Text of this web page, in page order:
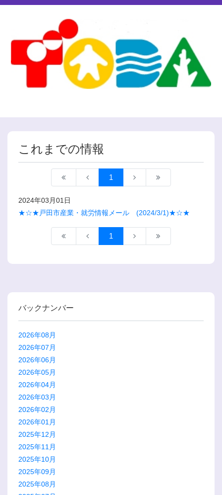
これまでの情報
1
2024年03月01日
★☆★戸田市産業・就労情報メール (2024/3/1)★☆★
1
バックナンバー
2026年08月
2026年07月
2026年06月
2026年05月
2026年04月
2026年03月
2026年02月
2026年01月
2025年12月
2025年11月
2025年10月
2025年09月
2025年08月